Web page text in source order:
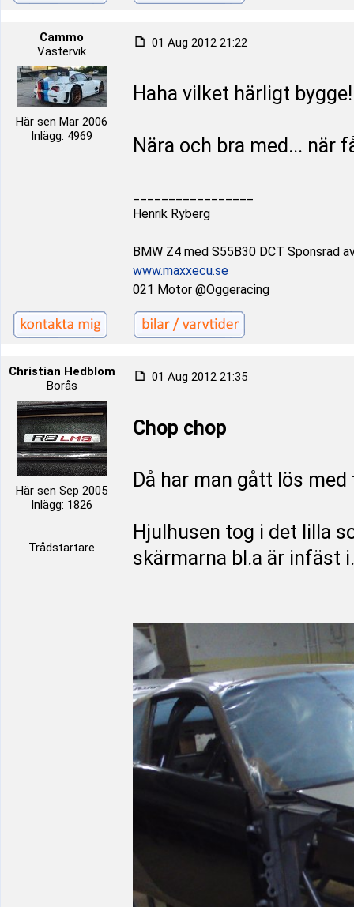
Cammo
Västervik
Här sen Mar 2006
Inlägg: 4969
01 Aug 2012 21:22
Haha vilket härligt bygge!
Nära och bra med... när
Henrik Ryberg
BMW Z4 med S55B30 DCT Sponsrad
www.maxxecu.se
021 Motor @Oggeracing
Christian Hedblom
Borås
Här sen Sep 2005
Inlägg: 1826
Trådstartare
01 Aug 2012 21:35
Chop chop
Då har man gått lös
Hjulhusen tog i det lilla
skärmarna bl.a är infäst